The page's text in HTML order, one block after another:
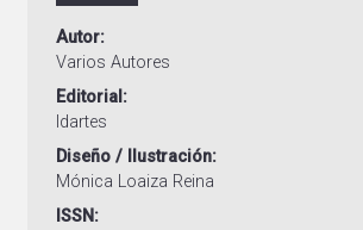
Autor
Varios Autores
Editorial
Idartes
Diseño / Ilustración
Mónica Loaiza Reina
ISSN